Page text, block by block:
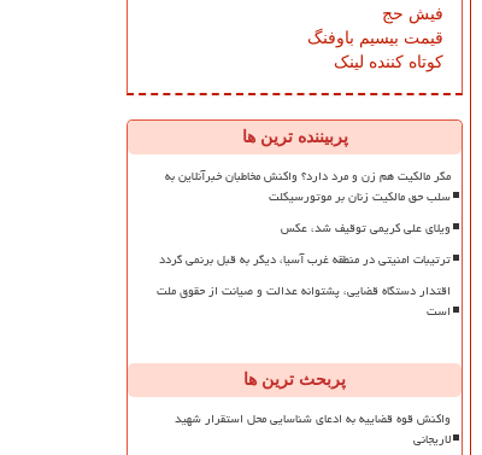
فیش حج
قیمت بیسیم باوفنگ
کوتاه کننده لینک
پربیننده ترین ها
مگر مالکیت هم زن و مرد دارد؟ واکنش مخاطبان خبرآنلاین به
سلب حق مالکیت زنان بر موتورسیکلت
ویلای علی کریمی توقیف شد، عکس
ترتیبات امنیتی در منطقه غرب آسیا، دیگر به قبل برنمی گردد
اقتدار دستگاه قضایی، پشتوانه عدالت و صیانت از حقوق ملت
است
پربحث ترین ها
واکنش قوه قضاییه به ادعای شناسایی محل استقرار شهید
لاریجانی